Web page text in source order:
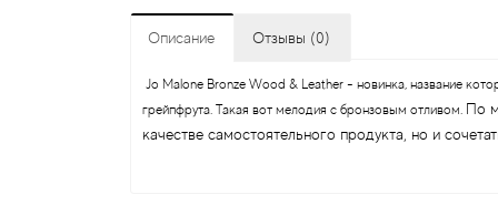
Описание Отзывы (0)
Jo Malone Bronze Wood & Leather - новинка, название
грейпфрута. Такая вот мелодия с бронзовым отливом. По
качестве самостоятельного продукта, но и